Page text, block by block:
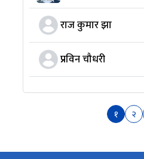
राज कुमार झा
प्रविन चौधरी
१ २